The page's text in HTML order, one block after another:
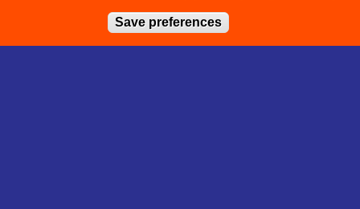
Save preferences